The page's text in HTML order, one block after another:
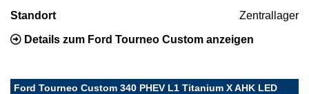
Standort Zentrallager
Details zum Ford Tourneo Custom anzeigen
Ford Tourneo Custom 340 PHEV L1 Titanium X AHK LED